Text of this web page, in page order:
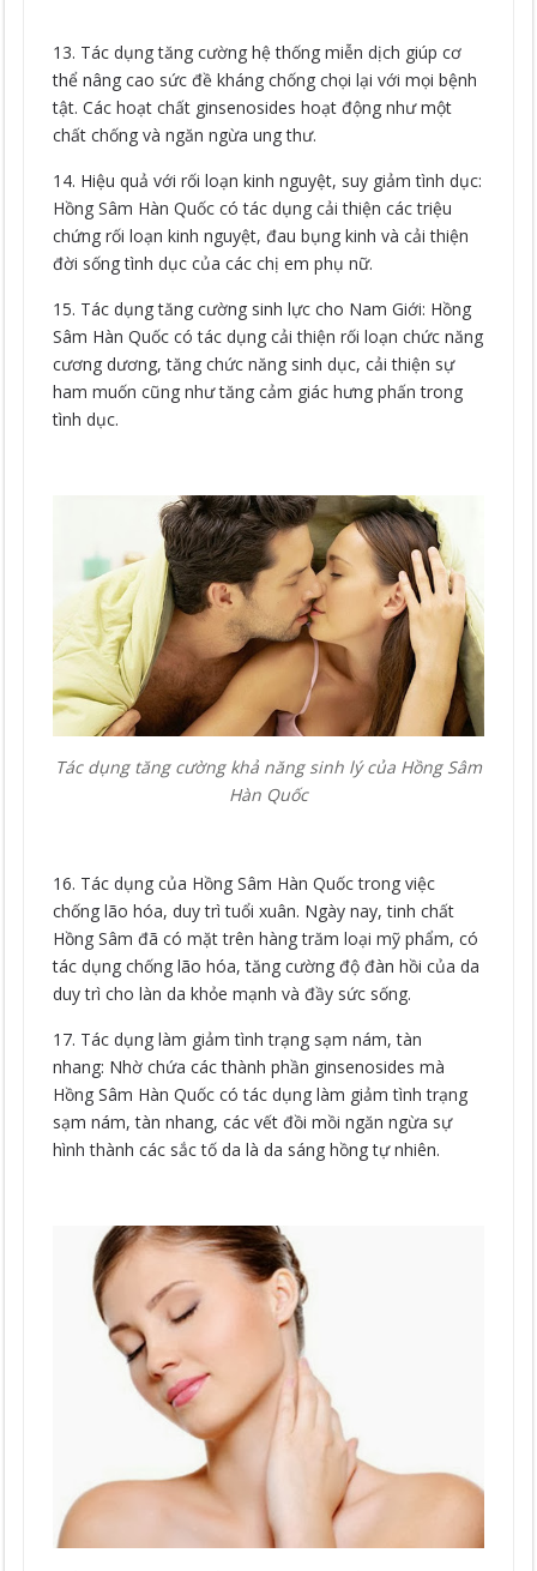
13. Tác dụng tăng cường hệ thống miễn dịch giúp cơ
thể nâng cao sức đề kháng chống chọi lại với mọi bệnh
tật. Các hoạt chất ginsenosides hoạt động như một
chất chống và ngăn ngừa ung thư.
14. Hiệu quả với rối loạn kinh nguyệt, suy giảm tình dục:
Hồng Sâm Hàn Quốc có tác dụng cải thiện các triệu
chứng rối loạn kinh nguyệt, đau bụng kinh và cải thiện
đời sống tình dục của các chị em phụ nữ.
15. Tác dụng tăng cường sinh lực cho Nam Giới: Hồng
Sâm Hàn Quốc có tác dụng cải thiện rối loạn chức năng
cương dương, tăng chức năng sinh dục, cải thiện sự
ham muốn cũng như tăng cảm giác hưng phấn trong
tình dục.
Tác dụng tăng cường khả năng sinh lý của Hồng Sâm
Hàn Quốc
16. Tác dụng của Hồng Sâm Hàn Quốc trong việc
chống lão hóa, duy trì tuổi xuân. Ngày nay, tinh chất
Hồng Sâm đã có mặt trên hàng trăm loại mỹ phẩm, có
tác dụng chống lão hóa, tăng cường độ đàn hồi của da
duy trì cho làn da khỏe mạnh và đầy sức sống.
17. Tác dụng làm giảm tình trạng sạm nám, tàn
nhang: Nhờ chứa các thành phần ginsenosides mà
Hồng Sâm Hàn Quốc có tác dụng làm giảm tình trạng
sạm nám, tàn nhang, các vết đồi mồi ngăn ngừa sự
hình thành các sắc tố da là da sáng hồng tự nhiên.